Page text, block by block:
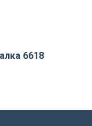
6618